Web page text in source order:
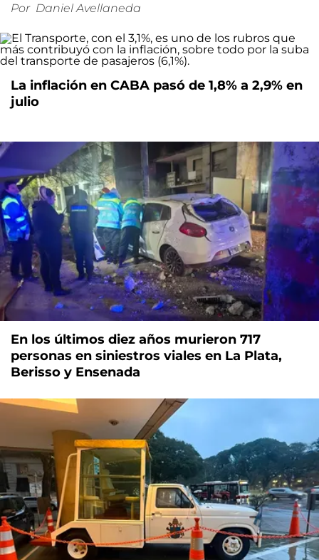
Por Daniel Avellaneda
La inflación en CABA pasó de 1,8% a 2,9% en
julio
En los últimos diez años murieron 717
personas en siniestros viales en La Plata,
Berisso y Ensenada